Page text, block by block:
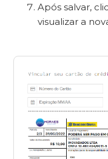
Após salvar,
visualizar a